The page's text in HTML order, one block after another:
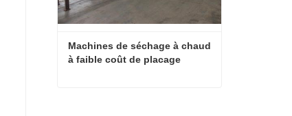
Machines de séchage à chaud
à faible coût de placage